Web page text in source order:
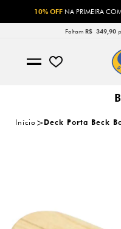
10% OFF NA PRIMEIRA
Faltam R$ 349,90
Início Deck Porta Beck